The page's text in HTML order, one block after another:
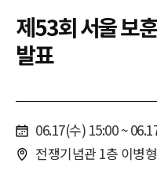
제53회 서울 보
발표
06.17(수) 15:00 ~
전쟁기념관 1층 이병